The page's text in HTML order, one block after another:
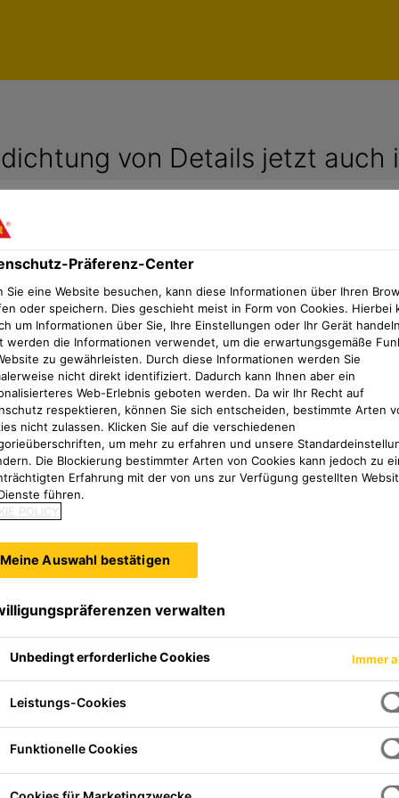
von Details jetzt
& Co KG erweitert ihr
spritzbare Abdichtung
Anschlüsse,
abdichten – schnell,
ist flexibel auf
geprüft und von der
Abdichtung nach ZTV-
KD - Die Flüssigkunststoffabdichtung aus der
Präferenz-Center
Sie eine Website besuchen, kann diese Informationen über Ihren
oder speichern. Dies geschieht meist in Form von Cookies. Hierbei
um Informationen über Sie, Ihre Einstellungen oder Ihr Gerät
werden die Informationen verwendet, um die erwartungsgemäße
zu gewährleisten. Durch diese Informationen werden Sie
nicht direkt identifiziert. Dadurch kann Ihnen aber ein
Web-Erlebnis geboten werden. Da wir Ihr Recht auf
respektieren, können Sie sich entscheiden, bestimmte Arten
nicht zulassen. Klicken Sie auf die verschiedenen
um mehr zu erfahren und unsere
Die Blockierung bestimmter Arten von Cookies kann jedoch zu
Erfahrung mit der von uns zur Verfügung gestellten
führen.
POLICY
Meine Auswahl bestätigen
verwalten
Unbedingt erforderliche Cookies Immer
Leistungs-Cookies
Funktionelle Cookies